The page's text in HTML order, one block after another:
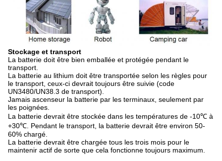
Stockage et transport
La batterie doit être bien emballée et protégée pendant le
transport.
La batterie au lithium doit être transportée selon les règles pour
le transport, ceux-ci devrait toujours être suivie (code
UN3480/UN38.3 de transport).
Jamais ascenseur la batterie par les terminaux, seulement par
les poignées.
La batterie devrait être stockée dans les températures de -10℃ à
+30℃. Pendant le transport, la batterie devrait être environ 50-
60% chargé.
La batterie devrait être chargée tous les trois mois pour le
maintenir actif de sorte que cela fonctionne toujours maximum.